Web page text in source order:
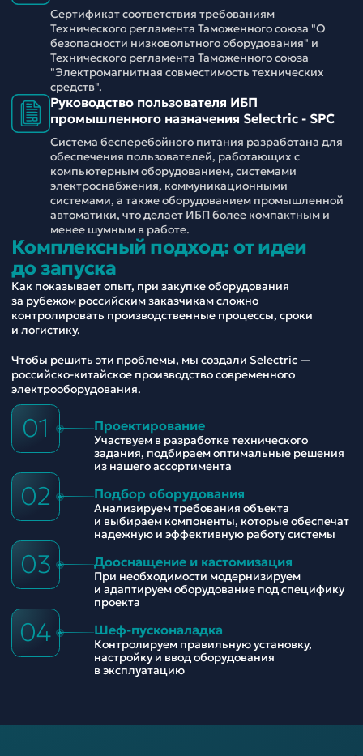
Сертификат соответствия требованиям
Технического регламента Таможенного союза "О
безопасности низковольтного оборудования" и
Технического регламента Таможенного союза
"Электромагнитная совместимость технических
средств".
Руководство пользователя ИБП
промышленного назначения Selectric - SPC
Система бесперебойного питания разработана для
обеспечения пользователей, работающих с
компьютерным оборудованием, системами
электроснабжения, коммуникационными
системами, а также оборудованием промышленной
автоматики, что делает ИБП более компактным и
менее шумным в работе.
Комплексный подход: от идеи
до запуска
Как показывает опыт, при закупке оборудования
за рубежом российским заказчикам сложно
контролировать производственные процессы, сроки
и логистику.
Чтобы решить эти проблемы, мы создали Selectric —
российско-китайское производство современного
электрооборудования.
01 Проектирование
Участвуем в разработке технического
задания, подбираем оптимальные решения
из нашего ассортимента
02 Подбор оборудования
Анализируем требования объекта
и выбираем компоненты, которые обеспечат
надежную и эффективную работу системы
03 Дооснащение и кастомизация
При необходимости модернизируем
и адаптируем оборудование под специфику
проекта
04 Шеф-пусконаладка
Контролируем правильную установку,
настройку и ввод оборудования
в эксплуатацию